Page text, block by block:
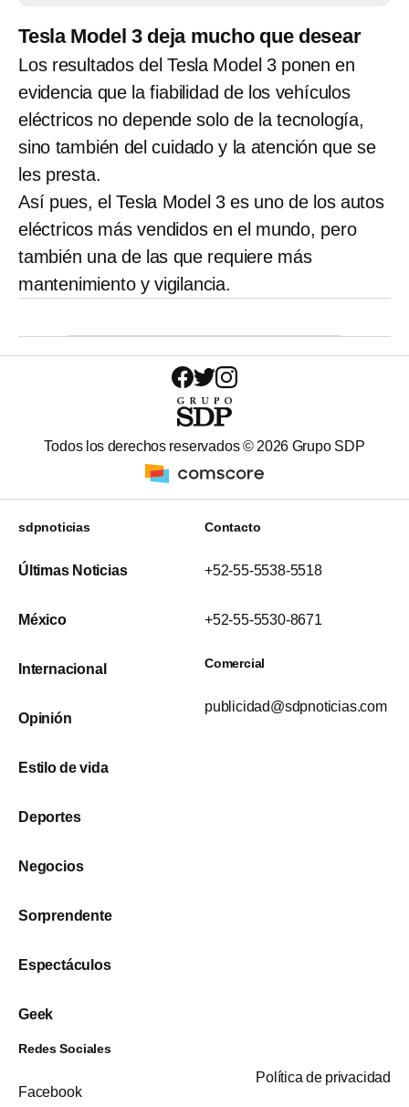
Tesla Model 3 deja mucho que desear
Los resultados del Tesla Model 3 ponen en
evidencia que la fiabilidad de los vehículos
eléctricos no depende solo de la tecnología,
sino también del cuidado y la atención que se
les presta.
Así pues, el Tesla Model 3 es uno de los autos
eléctricos más vendidos en el mundo, pero
también una de las que requiere más
mantenimiento y vigilancia.
Todos los derechos reservados © 2026 Grupo SDP
sdpnoticias
Últimas Noticias
México
Internacional
Opinión
Estilo de vida
Deportes
Negocios
Sorprendente
Espectáculos
Geek
Contacto
+52-55-5538-5518
+52-55-5530-8671
Comercial
publicidad@sdpnoticias.com
Redes Sociales
Facebook
Política de privacidad